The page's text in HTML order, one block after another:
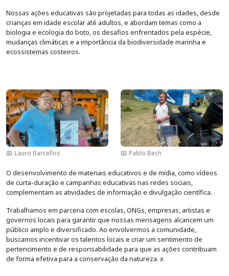
Nossas ações educativas são projetadas para todas as idades, desde
crianças em idade escolar até adultos, e abordam temas como a
biologia e ecologia do boto, os desafios enfrentados pela espécie,
mudanças climáticas e a importância da biodiversidade marinha e
ecossistemas costeiros.
Imagem
Lauro Barcellos
Imagem
Pablo Bech
O desenvolvimento de materiais educativos e de mídia, como vídeos
de curta-duração e campanhas educativas nas redes sociais,
complementam as atividades de informação e divulgação científica.
Trabalhamos em parceria com escolas, ONGs, empresas, artistas e
governos locais para garantir que nossas mensagens alcancem um
público amplo e diversificado. Ao envolvermos a comunidade,
buscamos incentivar os talentos locais e criar um sentimento de
pertencimento e de responsabilidade para que as ações contribuam
de forma efetiva para a conservação da natureza. x